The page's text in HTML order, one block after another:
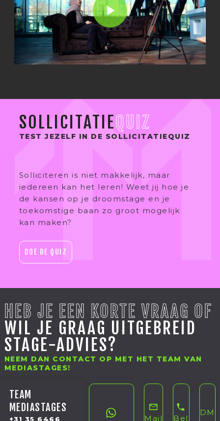
SOLLICITATIEQUIZ
TEST JEZELF IN DE SOLLICITATIEQUIZ
Solliciteren is niet makkelijk, maar
iedereen kan het leren! Weet jij hoe je
de kansen op je droomstage en je
toekomstige baan zo groot mogelijk
kan maken?
DOE DE QUIZ
HEB JE EEN KORTE VRAAG OF
WIL JE GRAAG UITGEBREID
STAGE-ADVIES?
NEEM DAN CONTACT OP MET HET TEAM VAN
MEDIASTAGES!
TEAM
MEDIASTAGES
+31 35 6466
Mail
Bel
DM